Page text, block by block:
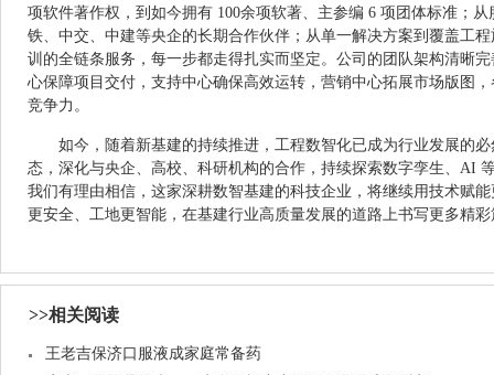
项软件著作权，到如今拥有 100余项软著、主参编 6 项团体标准；
铁、中交、中建等央企的长期合作伙伴；从单一解决方案到覆盖工
训的全链条服务，每一步都走得扎实而坚定。公司的团队架构清晰
心保障项目交付，支持中心确保高效运转，营销中心拓展市场版图
竞争力。
如今，随着新基建的持续推进，工程数智化已成为行业发展的
态，深化与央企、高校、科研机构的合作，持续探索数字孪生、AI
我们有理由相信，这家深耕数智基建的科技企业，将继续用技术赋
更安全、工地更智能，在基建行业高质量发展的道路上书写更多精
>>相关阅读
王老吉保济口服液成家庭常备药